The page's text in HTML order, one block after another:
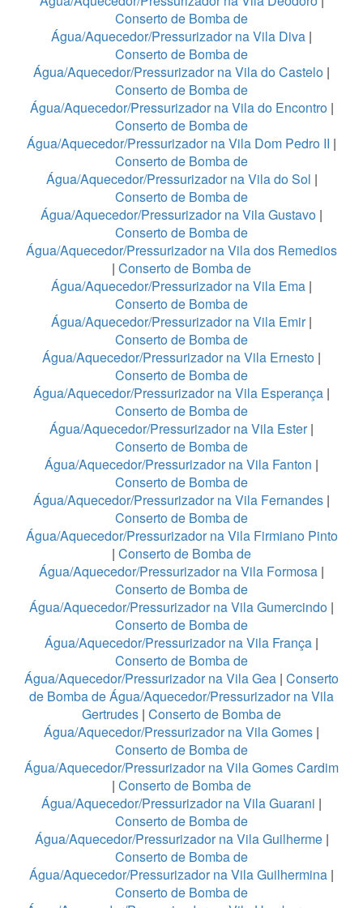
Conserto de Bomba de
Água/Aquecedor/Pressurizador na Vila Diva |
Conserto de Bomba de
Água/Aquecedor/Pressurizador na Vila do Castelo |
Conserto de Bomba de
Água/Aquecedor/Pressurizador na Vila do Encontro|
Conserto de Bomba de
Água/Aquecedor/Pressurizador na Vila Dom Pedro II |
Conserto de Bomba de
Água/Aquecedor/Pressurizador na Vila do Sol |
Conserto de Bomba de
Água/Aquecedor/Pressurizador na Vila Gustavo |
Conserto de Bomba de
Água/Aquecedor/Pressurizador na Vila dos Remedios
| Conserto de Bomba de
Água/Aquecedor/Pressurizador na Vila Ema |
Conserto de Bomba de
Água/Aquecedor/Pressurizador na Vila Emir|
Conserto de Bomba de
Água/Aquecedor/Pressurizador na Vila Ernesto |
Conserto de Bomba de
Água/Aquecedor/Pressurizador na Vila Esperança |
Conserto de Bomba de
Água/Aquecedor/Pressurizador na Vila Ester|
Conserto de Bomba de
Água/Aquecedor/Pressurizador na Vila Fanton |
Conserto de Bomba de
Água/Aquecedor/Pressurizador na Vila Fernandes |
Conserto de Bomba de
Água/Aquecedor/Pressurizador na Vila Firmiano Pinto
| Conserto de Bomba de
Água/Aquecedor/Pressurizador na Vila Formosa |
Conserto de Bomba de
Água/Aquecedor/Pressurizador na Vila Gumercindo |
Conserto de Bomba de
Água/Aquecedor/Pressurizador na Vila França |
Conserto de Bomba de
Água/Aquecedor/Pressurizador na Vila Gea | Conserto
de Bomba de Água/Aquecedor/Pressurizador na Vila
Gertrudes | Conserto de Bomba de
Água/Aquecedor/Pressurizador na Vila Gomes |
Conserto de Bomba de
Água/Aquecedor/Pressurizador na Vila Gomes Cardim
| Conserto de Bomba de
Água/Aquecedor/Pressurizador na Vila Guarani |
Conserto de Bomba de
Água/Aquecedor/Pressurizador na Vila Guilherme|
Conserto de Bomba de
Água/Aquecedor/Pressurizador na Vila Guilhermina |
Conserto de Bomba de